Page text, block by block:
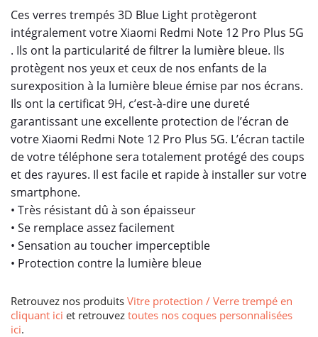
Ces verres trempés 3D Blue Light protègeront
intégralement votre Xiaomi Redmi Note 12 Pro Plus 5G
. Ils ont la particularité de filtrer la lumière bleue. Ils
protègent nos yeux et ceux de nos enfants de la
surexposition à la lumière bleue émise par nos écrans.
Ils ont la certificat 9H, c’est-à-dire une dureté
garantissant une excellente protection de l’écran de
votre Xiaomi Redmi Note 12 Pro Plus 5G. L’écran tactile
de votre téléphone sera totalement protégé des coups
et des rayures. Il est facile et rapide à installer sur votre
smartphone.
• Très résistant dû à son épaisseur
• Se remplace assez facilement
• Sensation au toucher imperceptible
• Protection contre la lumière bleue
Retrouvez nos produits Vitre protection / Verre trempé en
cliquant ici et retrouvez toutes nos coques personnalisées
ici.